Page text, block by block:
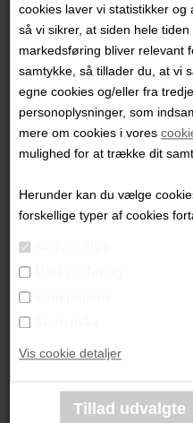
cookies laver vi statistikker
så vi sikrer, at siden hele
markedsføring bliver relevant
samtykke, så tillader du, at vi
egne cookies og/eller fra
personoplysninger, som
mere om cookies i vores
mulighed for at trække dit
Herunder kan du vælge
forskellige typer af cookies
Vis cookie detaljer
Emne
Besked